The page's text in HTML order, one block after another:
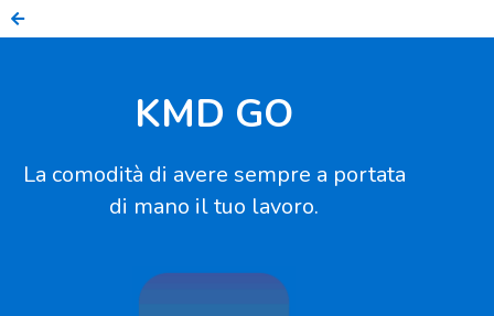
KMD GO
La comodità di avere sempre a portata
di mano il tuo lavoro.